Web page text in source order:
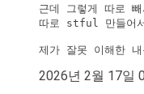
근데 그렇게 따로
따로 stful 만들어서
제가 잘못 이해한 내
2026년 2월 17일